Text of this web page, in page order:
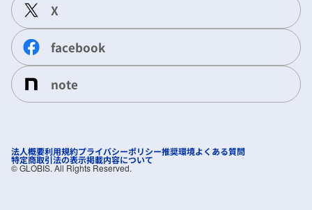
X
facebook
note
法人概要利用規約プライバシーポリシー推奨環境よくある質問
特定商取引法の表示掲載内容について
©︎ GLOBIS. All Rights Reserved.